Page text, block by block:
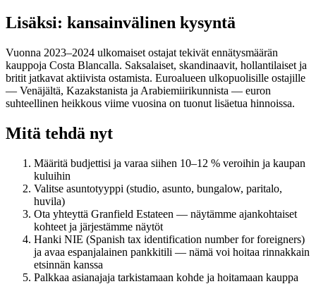
Lisäksi: kansainvälinen kysyntä
Vuonna 2023–2024 ulkomaiset ostajat tekivät ennätysmäärän
kauppoja Costa Blancalla. Saksalaiset, skandinaavit, hollantilaiset ja
britit jatkavat aktiivista ostamista. Euroalueen ulkopuolisille ostajille
— Venäjältä, Kazakstanista ja Arabiemiirikunnista — euron
suhteellinen heikkous viime vuosina on tuonut lisäetua hinnoissa.
Mitä tehdä nyt
Määritä budjettisi ja varaa siihen 10–12 % veroihin ja kaupan
kuluihin
Valitse asuntotyyppi (studio, asunto, bungalow, paritalo,
huvila)
Ota yhteyttä Granfield Estateen — näytämme ajankohtaiset
kohteet ja järjestämme näytöt
Hanki NIE (Spanish tax identification number for foreigners)
ja avaa espanjalainen pankkitili — nämä voi hoitaa rinnakkain
etsinnän kanssa
Palkkaa asianajaja tarkistamaan kohde ja hoitamaan kauppa